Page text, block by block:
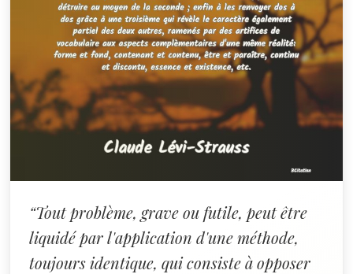
“Tout problème, grave ou futile, peut être
liquidé par l'application d'une méthode,
toujours identique, qui consiste à opposer